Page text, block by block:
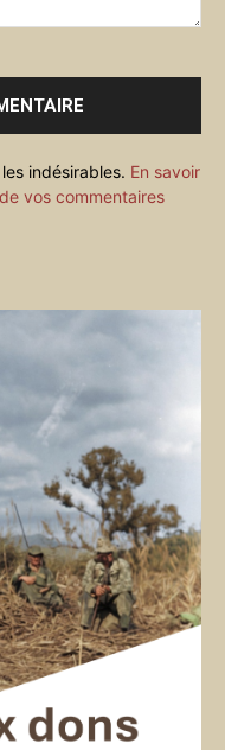
indésirables. En savoir
vos commentaires